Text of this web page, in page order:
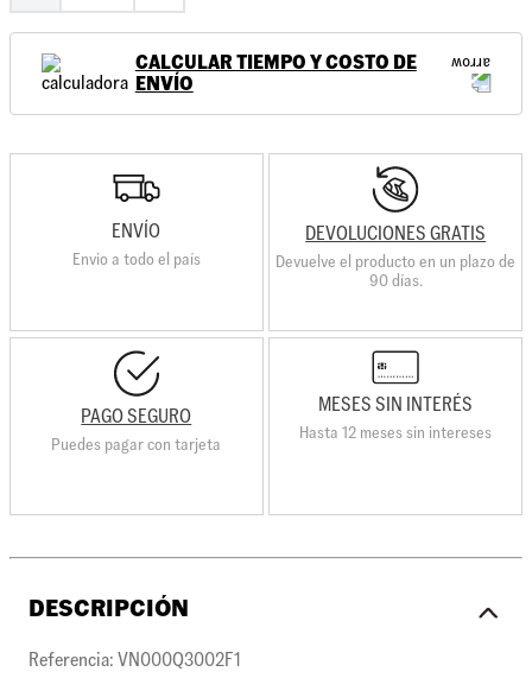
CALCULAR TIEMPO Y COSTO DE
ENVÍO
ENVÍO
Envio a todo el país
DEVOLUCIONES GRATIS
Devuelve el producto en un plazo de
90 días.
PAGO SEGURO
Puedes pagar con tarjeta
MESES SIN INTERÉS
Hasta 12 meses sin intereses
DESCRIPCIÓN
Referencia: VN000Q3002F1